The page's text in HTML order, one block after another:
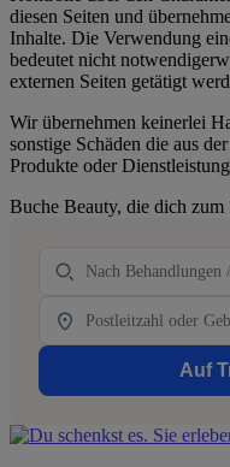
diesen Seiten und
Inhalte. Die Verwendung
bedeutet nicht
externen Seiten getätigt
Wir übernehmen keinerlei
sonstige Schäden die aus
Produkte oder
Primary
Buche Beauty, die dich zum
Auf